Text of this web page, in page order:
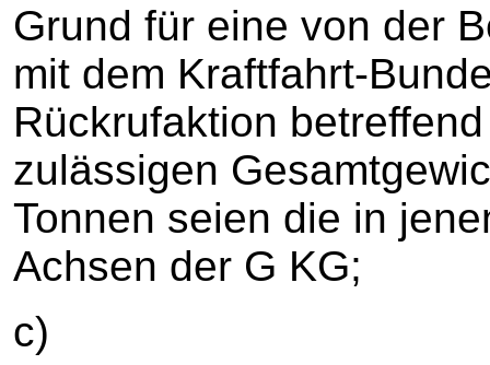
Grund für eine von der
mit dem Kraftfahrt-
Rückrufaktion
zulässigen
Tonnen seien die in
Achsen der G KG;
c)